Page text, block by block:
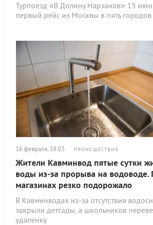
Турпоезд «В Долину Нарзанов» 15
первый рейс из Москвы в пять
16 февраля, 18:03 ПРОИСШЕСТВИЯ
Жители Кавминвод пятые сутки
воды из-за прорыва на водоводе.
магазинах резко подорожало
В Кавминводах из-за отсутствия
закрыли детсады, а школьников
удаленку